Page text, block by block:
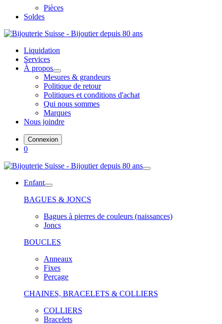
Pièces
Soldes
Liquidation
Services
À propos
Mesures & grandeurs
Politique de retour
Politiques et conditions d'achat
Qui nous sommes
Marques
Nous joindre
Connexion
0
Enfant
BAGUES & JONCS
Bagues à pierres de couleurs (naissances)
Joncs
BOUCLES
Anneaux
Fixes
Perçage
CHAINES, BRACELETS & COLLIERS
COLLIERS
Bracelets